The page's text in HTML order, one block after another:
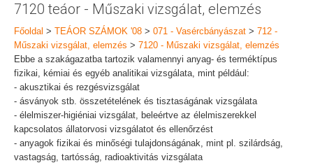
TEÁOR SZÁMOK '08
ENGEDÉLYKÖTELES
KAPCSOLAT
IRODÁK
7120 teáor - Műszaki vizsgálat, elemzés
Főoldal > TEÁOR SZÁMOK '08 > 071 - Vasércbányászat > 712 -
Műszaki vizsgálat, elemzés > 7120 - Műszaki vizsgálat, elemzés
Ebbe a szakágazatba tartozik valamennyi anyag- és terméktípus
fizikai, kémiai és egyéb analitikai vizsgálata, mint például:
- akusztikai és rezgésvizsgálat
- ásványok stb. összetételének és tisztaságának vizsgálata
- élelmiszer-higiéniai vizsgálat, beleértve az élelmiszerekkel
kapcsolatos állatorvosi vizsgálatot és ellenőrzést
- anyagok fizikai és minőségi tulajdonságának, mint pl. szilárdság,
vastagság, tartósság, radioaktivitás vizsgálata